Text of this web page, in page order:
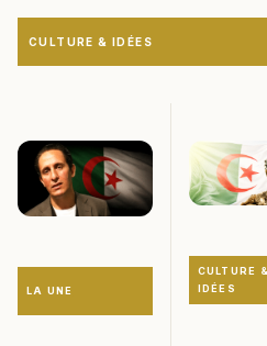
CULTURE & IDÉES
LA UNE
CULTURE &
IDÉES